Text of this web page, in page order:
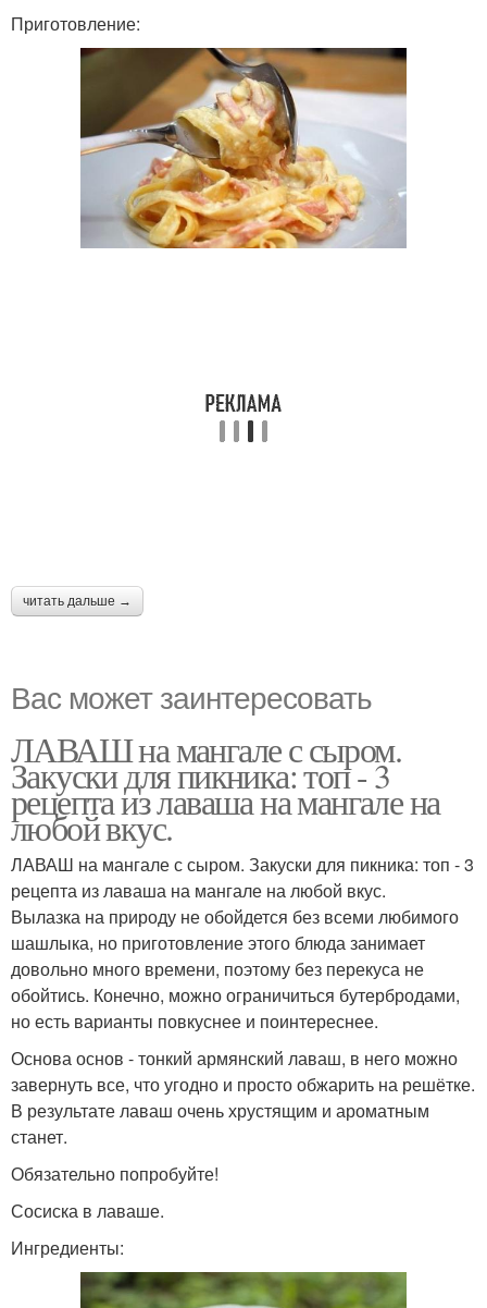
Приготовление:
читать дальше →
Вас может заинтересовать
ЛАВАШ на мангале с сыром.
Закуски для пикника: топ - 3
рецепта из лаваша на мангале на
любой вкус.
ЛАВАШ на мангале с сыром. Закуски для пикника: топ - 3
рецепта из лаваша на мангале на любой вкус.
Вылазка на природу не обойдется без всеми любимого
шашлыка, но приготовление этого блюда занимает
довольно много времени, поэтому без перекуса не
обойтись. Конечно, можно ограничиться бутербродами,
но есть варианты повкуснее и поинтереснее.
Основа основ - тонкий армянский лаваш, в него можно
завернуть все, что угодно и просто обжарить на решётке.
В результате лаваш очень хрустящим и ароматным
станет.
Обязательно попробуйте!
Сосиска в лаваше.
Ингредиенты: